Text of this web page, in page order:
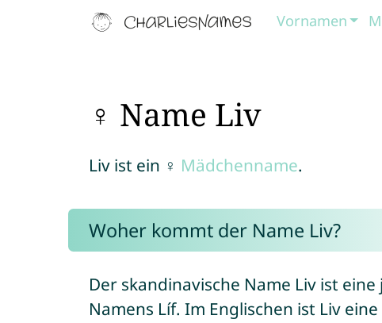
Vornamen
♀ Name Liv
Liv ist ein ♀ Mädchenname.
Woher kommt der Name Liv?
Der skandinavische Name Liv ist
Namens Líf. Im Englischen ist Liv